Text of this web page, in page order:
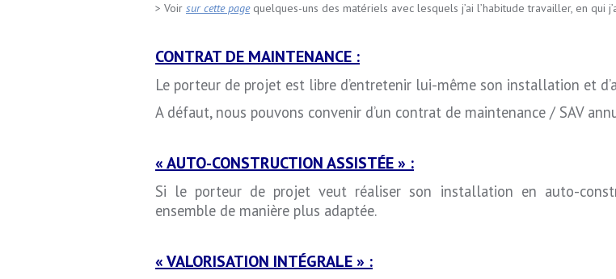
> Voir sur cette pagequelques-uns des matériels avec lesquels j’ai l’habitude travailler, en qui
CONTRAT DE MAINTENANCE :
Le porteur de projet est libre d’entretenir lui-même son installation et
A défaut, nous pouvons convenir d’un contrat de maintenance / SAV
« AUTO-CONSTRUCTION ASSISTÉE » :
Si le porteur de projet veut réaliser son installation en auto-
ensemble de manière plus adaptée.
« VALORISATION INTÉGRALE » :